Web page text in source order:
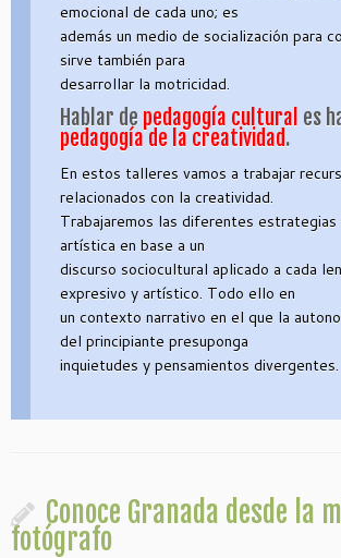
emocional de cada uno; es
además un medio de socialización para
sirve también para
desarrollar la motricidad.
Hablar de pedagogía cultural es
pedagogía de la creatividad.
En estos talleres vamos a trabajar
relacionados con la creatividad.
Trabajaremos las diferentes estrategias
artística en base a un
discurso sociocultural aplicado a cada
expresivo y artístico. Todo ello en
un contexto narrativo en el que la
del principiante presuponga
inquietudes y pensamientos divergentes.
Conoce Granada desde la
fotógrafo